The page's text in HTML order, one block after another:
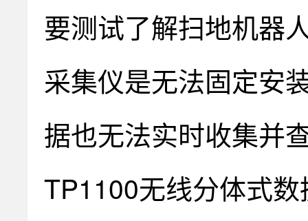
要测试了解扫地机器
采集仪是无法固定安
据也无法实时收集并
TP1100无线分体式